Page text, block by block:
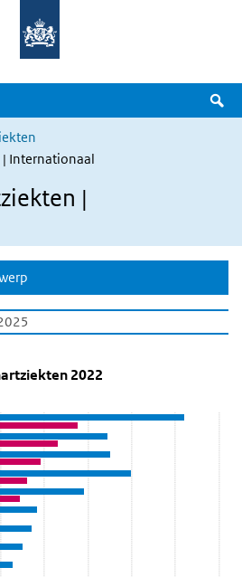
gaan
Internationaal
|
sterfte aan
coronaire hartziekten 2022' over en ga
hartziekten 2022
categories weergeeft.
Sterfte per 100.000 weergeeft.
2022